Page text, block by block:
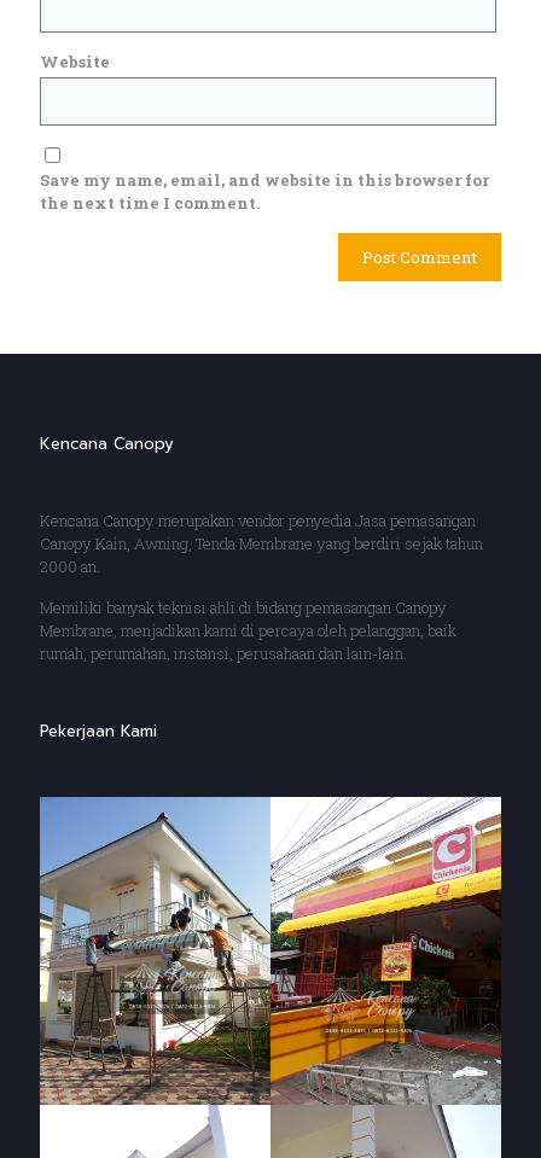
Website
Save my name, email, and website in this browser for
the next time I comment.
Kencana Canopy
Kencana Canopy merupakan vendor penyedia Jasa pemasangan
Canopy Kain, Awning, Tenda Membrane yang berdiri sejak tahun
2000 an.
Memiliki banyak teknisi ahli di bidang pemasangan Canopy
Membrane, menjadikan kami di percaya oleh pelanggan, baik
rumah, perumahan, instansi, perusahaan dan lain-lain.
Pekerjaan Kami